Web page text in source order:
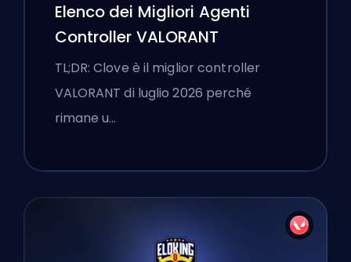
Elenco dei Migliori Agenti
Controller VALORANT
TL;DR: Clove è il miglior controller
VALORANT di luglio 2026 perché
rimane u…